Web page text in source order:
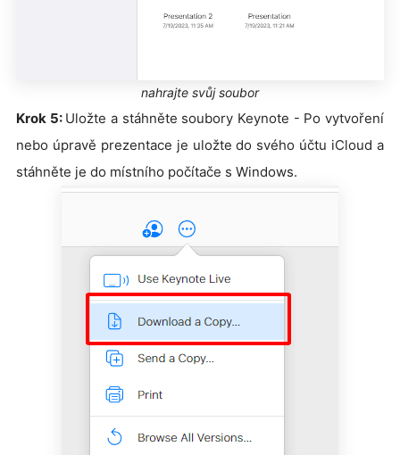
nahrajte svůj soubor
Krok 5: Uložte a stáhněte soubory Keynote - Po vytvoření
nebo úpravě prezentace je uložte do svého účtu iCloud a
stáhněte je do místního počítače s Windows.